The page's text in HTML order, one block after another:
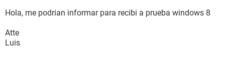
Hola, me podrian informar para recibi a prueba windows 8
Atte
Luis